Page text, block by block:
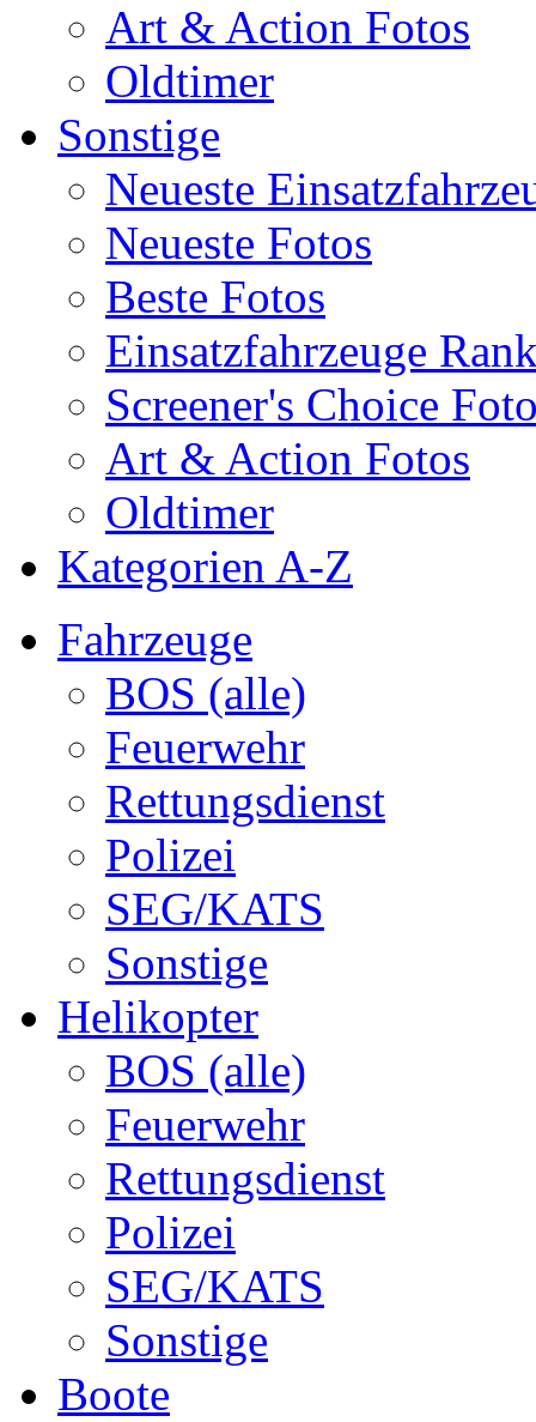
Art & Action Fotos
Oldtimer
Sonstige
Neueste
Neueste Fotos
Beste Fotos
Einsatzfahrzeuge
Screener's Choice
Art & Action Fotos
Oldtimer
Kategorien A-Z
Fahrzeuge
BOS (alle)
Feuerwehr
Rettungsdienst
Polizei
SEG/KATS
Sonstige
Helikopter
BOS (alle)
Feuerwehr
Rettungsdienst
Polizei
SEG/KATS
Sonstige
Boote